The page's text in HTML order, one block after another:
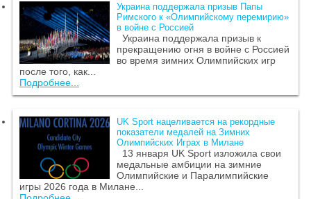
Украина поддержала призыв Папы
Римского к «Олимпийскому перемирию»
в войне с Россией
Украина поддержала призыв к
прекращению огня в войне с Россией
во время зимних Олимпийских игр
после того, как...
Подробнее...
UK Sport нацеливается на рекордные
показатели медалей на Зимних
Олимпийских Играх в Милане
13 января UK Sport изложила свои
медальные амбиции на зимние
Олимпийские и Паралимпийские
игры 2026 года в Милане...